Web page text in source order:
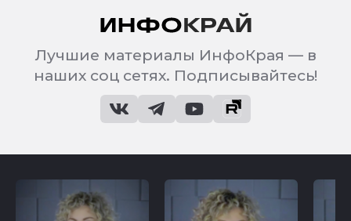
Лучшие материалы ИнфоКрая — в
наших соц сетях. Подписывайтесь!